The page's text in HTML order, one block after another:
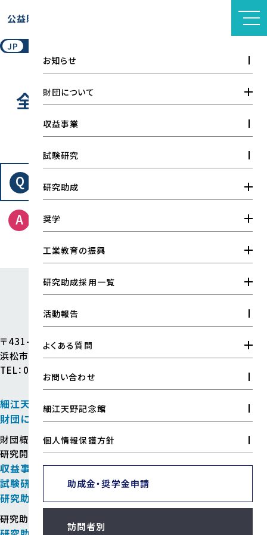
公益財団法人
JP
お知らせ
財団について
財団概要
設立者の想い
財団の実績
研究開発品一覧
刊行物
収益事業
試験研究
研究助成
研究助成金
奨学
大学院奨学金
全国高専奨学金
工業教育の振興
工業教育振興活動支援金
研究助成採用一覧
研究助成
活動報告
よくある質問
研究助成金について
大学院奨学金について
工業高校奨学金について
お問い合わせ
細江天野記念館
個人情報保護方針
助成金・奨学金申請
訪問者別
全国高専奨学金について
準備中
公益財団法人
天野工業技術研究所
〒431-1305
浜松市浜名区細江町気賀7955番地の98
TEL：053-523-1171
細江天野記念館細江天野記念館見学申請
財団について
財団概要 情報公開設立者の想い
研究開発品一覧刊行物
収益事業
試験研究
研究助成
研究助成金